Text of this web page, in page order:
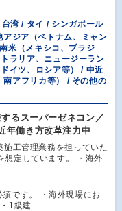
湾 / タイ / シンガポール
ジア（ベトナム、ミャン
米（メキシコ、ブラジ
ラリア、ニュージーラン
イツ、ロシア等） / 中近
アフリカ等） / その他の
るスーパーゼネコン／
年働き方改革注力中
工管理業務を担っていた
想定しています。 ・海外
です。 ・海外現場にお
1級建…